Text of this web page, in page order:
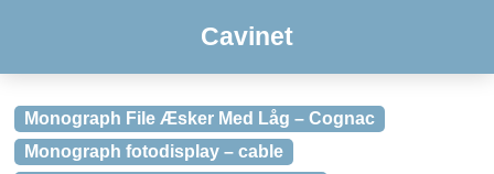
Cavinet
Monograph File Æsker Med Låg – Cognac
Monograph fotodisplay – cable